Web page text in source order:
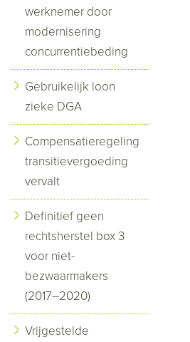
werknemer door
modernisering
concurrentiebeding
Gebruikelijk loon
zieke DGA
Compensatieregeling
transitievergoeding
vervalt
Definitief geen
rechtsherstel box 3
voor niet-
bezwaarmakers
(2017–2020)
Vrijgestelde